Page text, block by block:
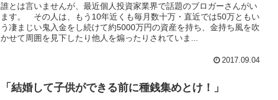
誰とは言いませんが、最近個人投資家業界で話題のブロガーさんがい
ます。 その人は、もう10年近くも毎月数十万・直近では50万ともい
う凄まじい鬼入金をし続けて約5000万円の資産を持ち、金持ち風を吹
かせて周囲を見下したり他人を煽ったりされていま...
2017.09.04
「結婚して子供ができる前に種銭集めとけ！」